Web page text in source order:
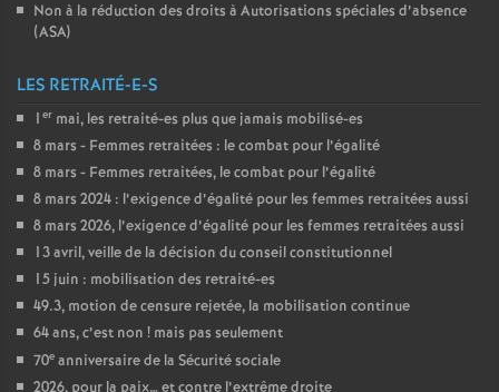
Non à la réduction des droits à Autorisations spéciales d’absence
(ASA)
LES RETRAITÉ-E-S
1 er mai, les retraité-es plus que jamais mobilisé-es
8 mars - Femmes retraitées : le combat pour l’égalité
8 mars - Femmes retraitées, le combat pour l’égalité
8 mars 2024 : l’exigence d’égalité pour les femmes retraitées aussi
8 mars 2026, l’exigence d’égalité pour les femmes retraitées aussi
13 avril, veille de la décision du conseil constitutionnel
15 juin : mobilisation des retraité-es
49.3, motion de censure rejetée, la mobilisation continue
64 ans, c’est non ! mais pas seulement
70e anniversaire de la Sécurité sociale